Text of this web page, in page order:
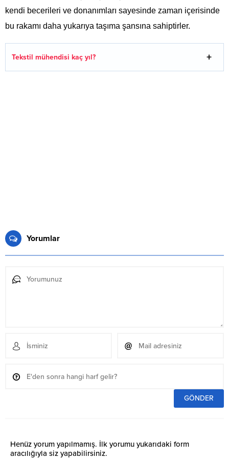
kendi becerileri ve donanımları sayesinde zaman içerisinde
bu rakamı daha yukarıya taşıma şansına sahiptirler.
Tekstil mühendisi kaç yıl?
Yorumlar
Henüz yorum yapılmamış. İlk yorumu yukarıdaki form
aracılığıyla siz yapabilirsiniz.